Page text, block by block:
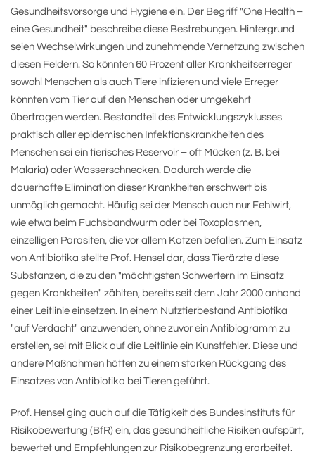
Gesundheitsvorsorge und Hygiene ein. Der Begriff "One Health –
eine Gesundheit" beschreibe diese Bestrebungen. Hintergrund
seien Wechselwirkungen und zunehmende Vernetzung zwischen
diesen Feldern. So könnten 60 Prozent aller Krankheitserreger
sowohl Menschen als auch Tiere infizieren und viele Erreger
könnten vom Tier auf den Menschen oder umgekehrt
übertragen werden. Bestandteil des Entwicklungszyklusses
praktisch aller epidemischen Infektionskrankheiten des
Menschen sei ein tierisches Reservoir – oft Mücken (z. B. bei
Malaria) oder Wasserschnecken. Dadurch werde die
dauerhafte Elimination dieser Krankheiten erschwert bis
unmöglich gemacht. Häufig sei der Mensch auch nur Fehlwirt,
wie etwa beim Fuchsbandwurm oder bei Toxoplasmen,
einzelligen Parasiten, die vor allem Katzen befallen. Zum Einsatz
von Antibiotika stellte Prof. Hensel dar, dass Tierärzte diese
Substanzen, die zu den "mächtigsten Schwertern im Einsatz
gegen Krankheiten" zählten, bereits seit dem Jahr 2000 anhand
einer Leitlinie einsetzen. In einem Nutztierbestand Antibiotika
"auf Verdacht" anzuwenden, ohne zuvor ein Antibiogramm zu
erstellen, sei mit Blick auf die Leitlinie ein Kunstfehler. Diese und
andere Maßnahmen hätten zu einem starken Rückgang des
Einsatzes von Antibiotika bei Tieren geführt.
Prof. Hensel ging auch auf die Tätigkeit des Bundesinstituts für
Risikobewertung (BfR) ein, das gesundheitliche Risiken aufspürt,
bewertet und Empfehlungen zur Risikobegrenzung erarbeitet.